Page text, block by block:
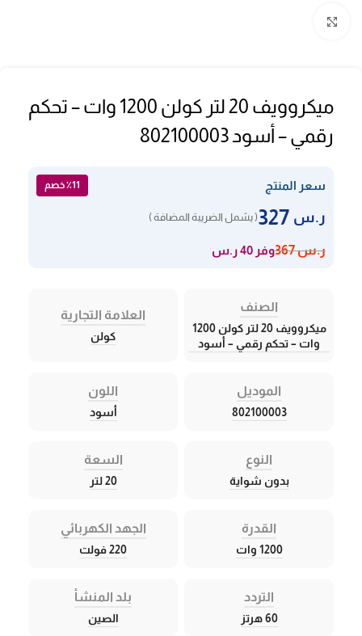
ميكروويف 20 لتر كولن 1200 وات – تحكم
رقمي – أسود 802100003
سعر المنتج ٪11 خصم
ر.س ( يشمل الضريبة المضافة )
ر.س367 وفر 40 ر.س
الصنف
ميكروويف 20 لتر كولن 1200
وات – تحكم رقمي – أسود
العلامة التجارية
كولن
الموديل
802100003
اللون
أسود
النوع
بدون شواية
السعة
20 لتر
القدرة
1200 وات
الجهد الكهربائي
220 فولت
التردد
60 هرتز
بلد المنشأ
الصين